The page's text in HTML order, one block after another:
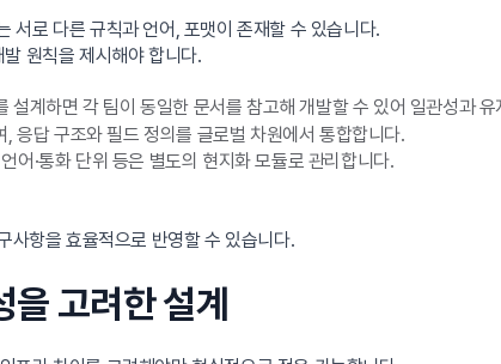
서로 다른 규칙과 언어, 포맷이 존재할 수 있습니다.
발 원칙을 제시해야 합니다.
설계하면 각 팀이 동일한 문서를 참고해 개발할 수 있어 일관성과
답 구조와 필드 정의를 글로벌 차원에서 통합합니다.
어·통화 단위 등은 별도의 현지화 모듈로 관리합니다.
사항을 효율적으로 반영할 수 있습니다.
고려한 설계